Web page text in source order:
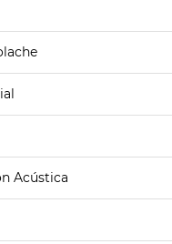
Acústica